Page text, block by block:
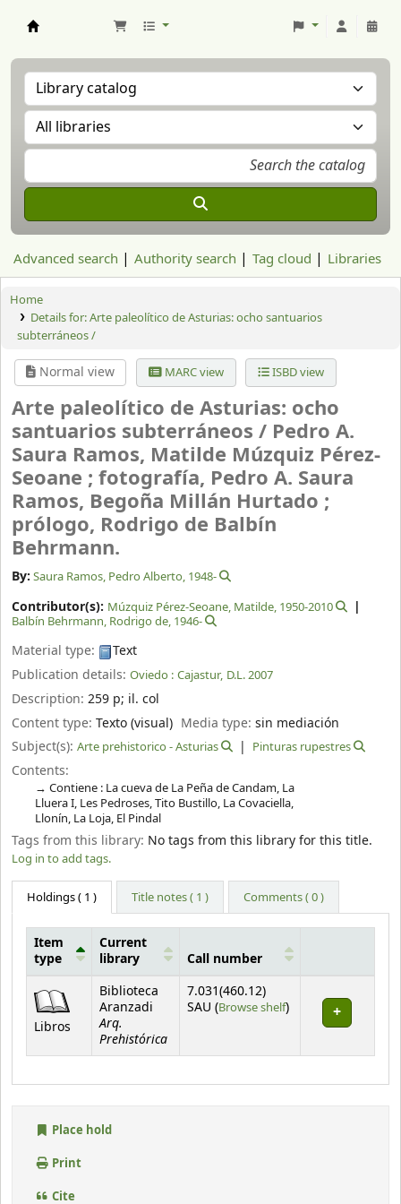
Advanced search Authority search Tag cloud Libraries
Home
Details for:Arte paleolítico de Asturias: ocho santuarios
subterráneos /
Normal view MARC view ISBD view
Arte paleolítico de Asturias: ocho
santuarios subterráneos / Pedro A.
Saura Ramos, Matilde Múzquiz Pérez-
Seoane ; fotografía, Pedro A. Saura
Ramos, Begoña Millán Hurtado ;
prólogo, Rodrigo de Balbín
Behrmann.
By: Saura Ramos, Pedro Alberto, 1948-
Contributor(s): Múzquiz Pérez-Seoane, Matilde, 1950-2010
Balbín Behrmann, Rodrigo de, 1946-
Material type:
Text
Publication details: Oviedo : Cajastur, D.L. 2007
Description: 259 p; il. col
Content type: Texto (visual) Media type:sin mediación
Subject(s): Arte prehistorico - Asturias Pinturas rupestres
Contents:
Contiene : La cueva de La Peña de Candam, La
Lluera I, Les Pedroses, Tito Bustillo, La Covaciella,
Llonín, La Loja, El Pindal
Tags from this library: No tags from this library for this title.
Log in to add tags.
Holdings( 1 ) Title notes ( 1 ) Comments ( 0 )
Item
type
Current
library
Call number
Libros
Biblioteca
Aranzadi
Arq.
Prehistórica
7.031(460.12)
SAU (Browse shelf(Opens below)
)
Place hold
Print
Cite